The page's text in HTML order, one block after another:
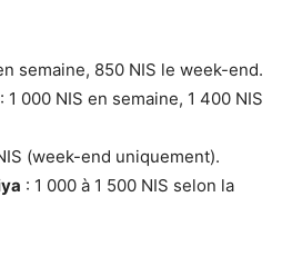
semaine, 850 NIS le week-end.
: 1 000 NIS en semaine, 1 400 NIS
(week-end uniquement).
: 1 000 à 1 500 NIS selon la